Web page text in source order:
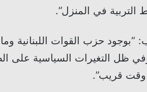
التربية في المنزل”.
حزب القوات اللبنانية وما
ظل التغيرات السياسية على
قريب”.